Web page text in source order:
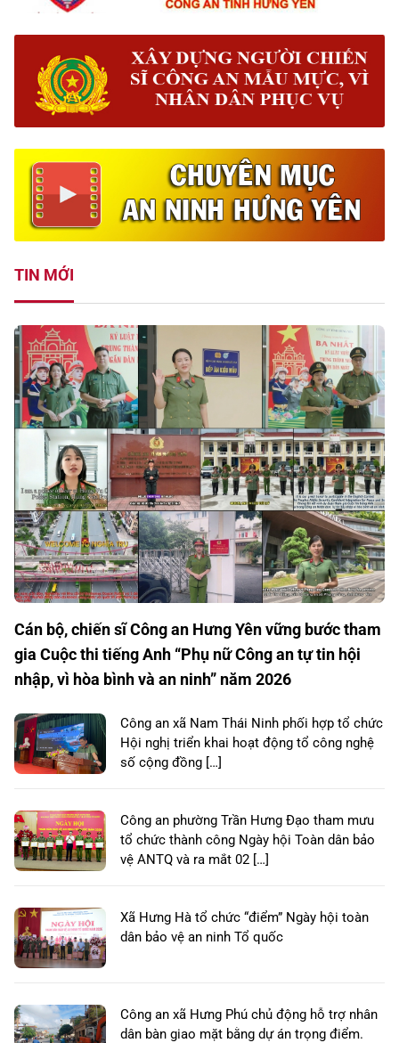
TIN MỚI
Cán bộ, chiến sĩ Công an Hưng Yên vững bước tham
gia Cuộc thi tiếng Anh “Phụ nữ Công an tự tin hội
nhập, vì hòa bình và an ninh” năm 2026
Công an xã Nam Thái Ninh phối hợp tổ chức
Hội nghị triển khai hoạt động tổ công nghệ
số cộng đồng […]
Công an phường Trần Hưng Đạo tham mưu
tổ chức thành công Ngày hội Toàn dân bảo
vệ ANTQ và ra mắt 02 […]
Xã Hưng Hà tổ chức “điểm” Ngày hội toàn
dân bảo vệ an ninh Tổ quốc
Công an xã Hưng Phú chủ động hỗ trợ nhân
dân bàn giao mặt bằng dự án trọng điểm.